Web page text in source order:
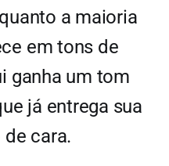
a maioria
em tons de
ganha um tom
já entrega sua
cara.